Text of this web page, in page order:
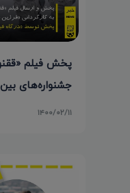
پخش فیلم
جشنواره‌های
۱۴۰۰/۰۲/۱۱